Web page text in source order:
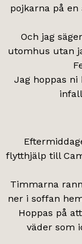
pojkarna på
Och jag
utomhus utan
Jag hoppas
flytthjälp till
Timmarna
ner i soffan
Hoppas på
väder som